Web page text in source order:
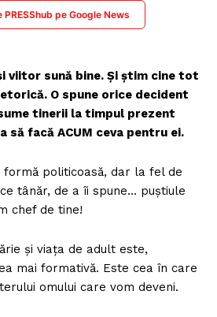
pe Google News
viitor sună bine. Și știm cine tot
O spune orice decident
tinerii la timpul prezent
să facă ACUM ceva pentru ei.
formă politicoasă, dar la fel de
tânăr, de a îi spune… puștiule
chef de tine!
și viața de adult este,
mai formativă. Este cea în care
omului care vom deveni.